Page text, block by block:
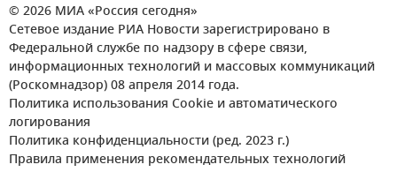
© 2026 МИА «Россия сегодня»
Сетевое издание РИА Новости зарегистрировано в
Федеральной службе по надзору в сфере связи,
информационных технологий и массовых коммуникаций
(Роскомнадзор) 08 апреля 2014 года.
Политика использования Cookie и автоматического
логирования
Политика конфиденциальности (ред. 2023 г.)
Правила применения рекомендательных технологий